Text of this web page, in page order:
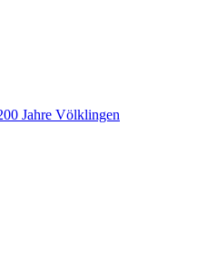
Jahre Völklingen